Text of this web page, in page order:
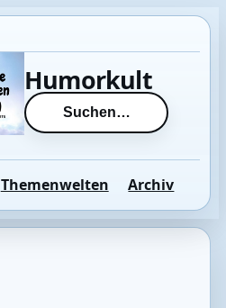
Humorkult
Suchen…
Themenwelten Archiv